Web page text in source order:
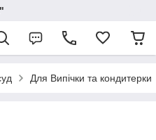
Для Випічки та кондитерки